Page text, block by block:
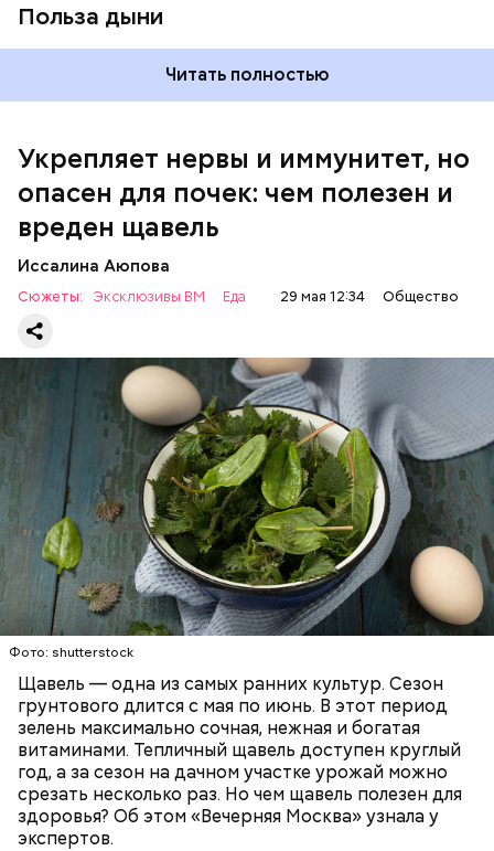
Польза дыни
Читать полностью
Укрепляет нервы и иммунитет, но
опасен для почек: чем полезен и
вреден щавель
Иссалина Аюпова
Сюжеты: Эксклюзивы ВМ Еда 29 мая 12:34 Общество
Фото: shutterstock
Щавель — одна из самых ранних культур. Сезон
грунтового длится с мая по июнь. В этот период
зелень максимально сочная, нежная и богатая
витаминами. Тепличный щавель доступен круглый
год, а за сезон на дачном участке урожай можно
срезать несколько раз. Но чем щавель полезен для
здоровья? Об этом «Вечерняя Москва» узнала у
экспертов.
Опасность же щавеля состоит в том, что он
содержит большое количество щавелевой кислоты,
которая может способствовать образованию
— Если человек уже болеет мочекаменной
болезнью, щавель ему не рекомендуется. При
артрите, гастрите, холецистите, синдроме
раздраженного кишечника, язвах и панкреатите
продукт тоже лучше исключить из рациона, —
предупредила врач. — Он может привести к
повышению кислотности желудка и раздражать
слизистые оболочки.
ЗДОРОВЬЕ ВРАЧИ
РАСТЕНИЯ
ПРОДУКТЫ